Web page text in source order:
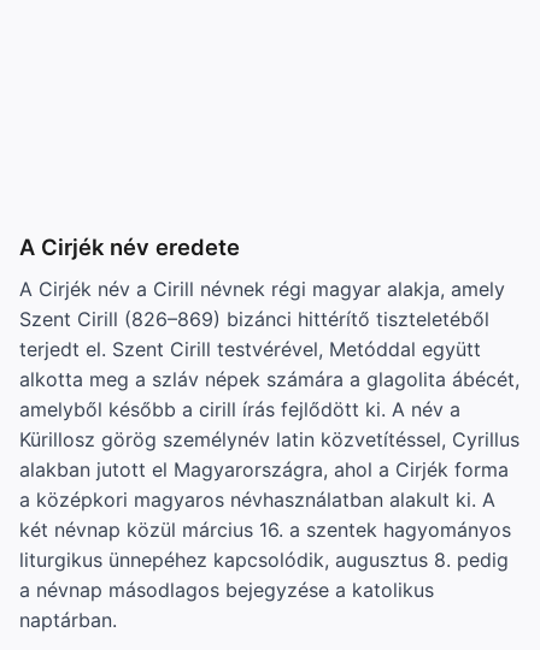
A Cirjék név eredete
A Cirjék név a Cirill névnek régi magyar alakja, amely
Szent Cirill (826–869) bizánci hittérítő tiszteletéből
terjedt el. Szent Cirill testvérével, Metóddal együtt
alkotta meg a szláv népek számára a glagolita ábécét,
amelyből később a cirill írás fejlődött ki. A név a
Kürillosz görög személynév latin közvetítéssel, Cyrillus
alakban jutott el Magyarországra, ahol a Cirjék forma
a középkori magyaros névhasználatban alakult ki. A
két névnap közül március 16. a szentek hagyományos
liturgikus ünnepéhez kapcsolódik, augusztus 8. pedig
a névnap másodlagos bejegyzése a katolikus
naptárban.